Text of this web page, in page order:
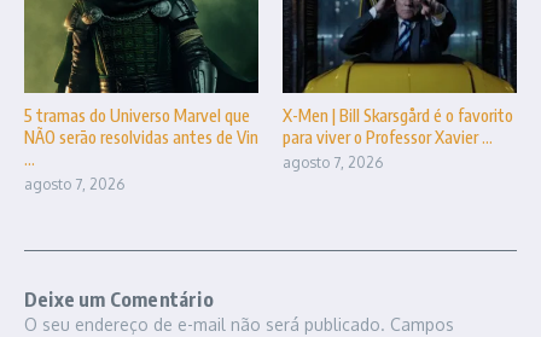
5 tramas do Universo Marvel que
NÃO serão resolvidas antes de Vin
...
agosto 7, 2026
X-Men | Bill Skarsgård é o favorito
para viver o Professor Xavier ...
agosto 7, 2026
Deixe um Comentário
O seu endereço de e-mail não será publicado. Campos